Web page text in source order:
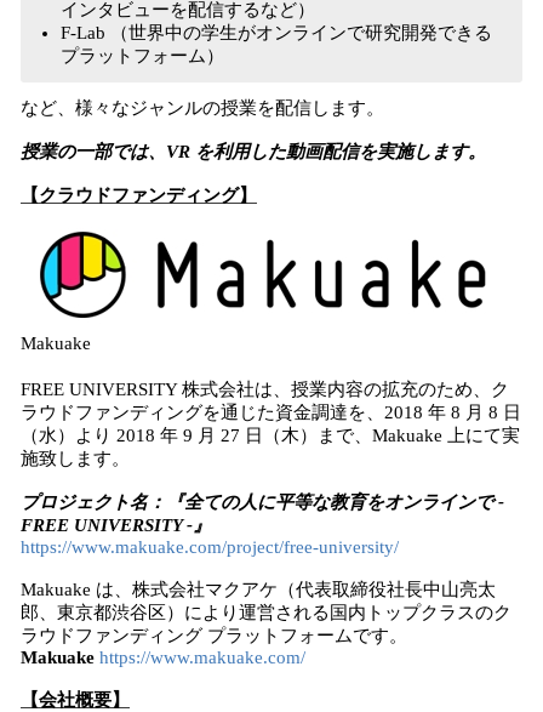
インタビューを配信するなど）
F-Lab （世界中の学生がオンラインで研究開発できる
プラットフォーム）
など、様々なジャンルの授業を配信します。
授業の一部では、VR を利用した動画配信を実施します。
【クラウドファンディング】
Makuake
FREE UNIVERSITY 株式会社は、授業内容の拡充のため、ク
ラウドファンディングを通じた資金調達を、2018 年 8 月 8 日
（水）より 2018 年 9 月 27 日（木）まで、Makuake 上にて実
施致します。
プロジェクト名：『全ての人に平等な教育をオンラインで -
FREE UNIVERSITY -』
https://www.makuake.com/project/free-university/
Makuake は、株式会社マクアケ（代表取締役社長中山亮太
郎、東京都渋谷区）により運営される国内トップクラスのク
ラウドファンディング プラットフォームです。
Makuake https://www.makuake.com/
【会社概要】